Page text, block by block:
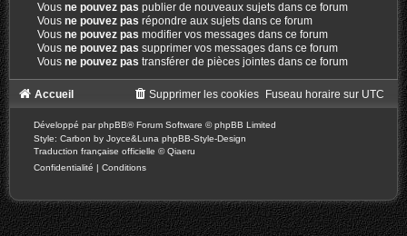
Vousne pouvez pas publier de nouveaux sujets dans ce forum
Vousne pouvez pas répondre aux sujets dans ce forum
Vousne pouvez pas modifier vos messages dans ce forum
Vousne pouvez pas supprimer vos messages dans ce forum
Vousne pouvez pas transférer de pièces jointes dans ce forum
Accueil Fuseau horaire sur UTC
Supprimer les cookies
Développé parphpBB® Forum Software © phpBB Limited
Style: Carbon by Joyce&Luna phpBB-Style-Design
Traduction française officielle ©Qiaeru
Confidentialité | Conditions